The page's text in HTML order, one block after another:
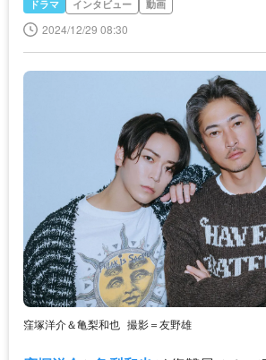
ドラマ インタビュー 動画
2024/12/29 08:30
窪塚洋介＆亀梨和也 撮影＝友野雄